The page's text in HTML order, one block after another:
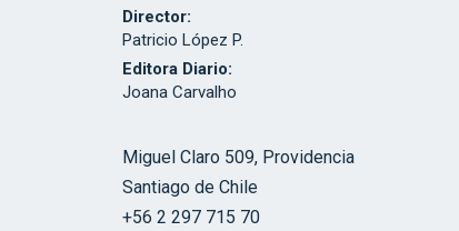
Director:
Patricio López P.
Editora Diario:
Joana Carvalho
Miguel Claro 509, Providencia
Santiago de Chile
+56 2 297 715 70